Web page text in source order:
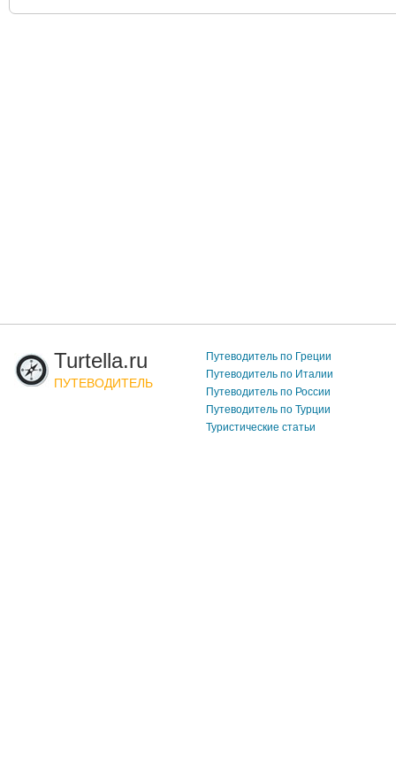
Turtella.ru
ПУТЕВОДИТЕЛЬ
Путеводитель по Греции
Путеводитель по Италии
Путеводитель по России
Путеводитель по Турции
Туристические статьи